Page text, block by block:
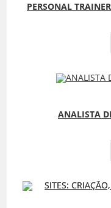
PERSONAL
ANALISTA